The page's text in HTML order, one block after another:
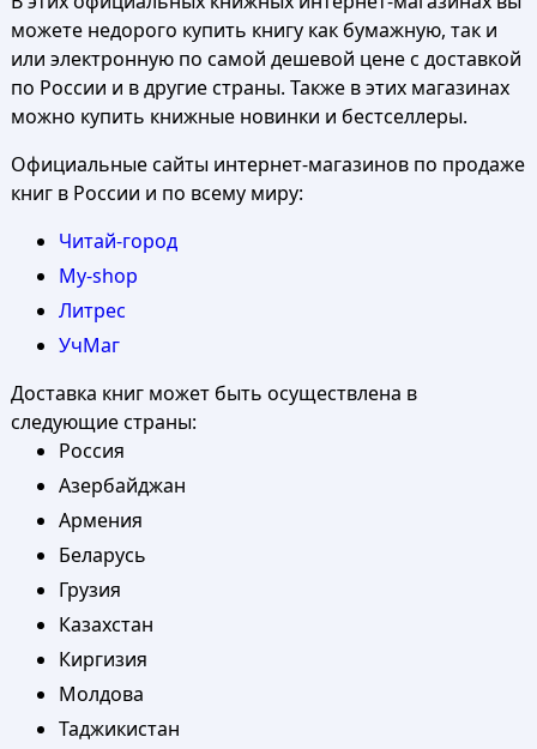
можете недорого купить книгу как бумажную, так и
или электронную по самой дешевой цене с доставкой
по России и в другие страны. Также в этих магазинах
можно купить книжные новинки и бестселлеры.
Официальные сайты интернет-магазинов по продаже
книг в России и по всему миру:
Читай-город
My-shop
Литрес
УчМаг
Доставка книг может быть осуществлена в
следующие страны:
Россия
Азербайджан
Армения
Беларусь
Грузия
Казахстан
Киргизия
Молдова
Таджикистан